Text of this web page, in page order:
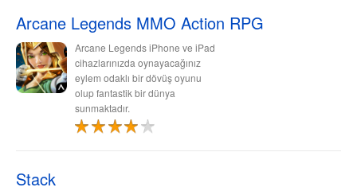
Arcane Legends MMO Action RPG
Arcane Legends iPhone ve iPad
cihazlarınızda oynayacağınız
eylem odaklı bir dövüş oyunu
olup fantastik bir dünya
sunmaktadır.
Stack